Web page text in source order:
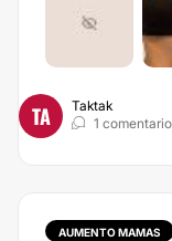
TA
Taktak
1 comentario
AUMENTO MAMAS